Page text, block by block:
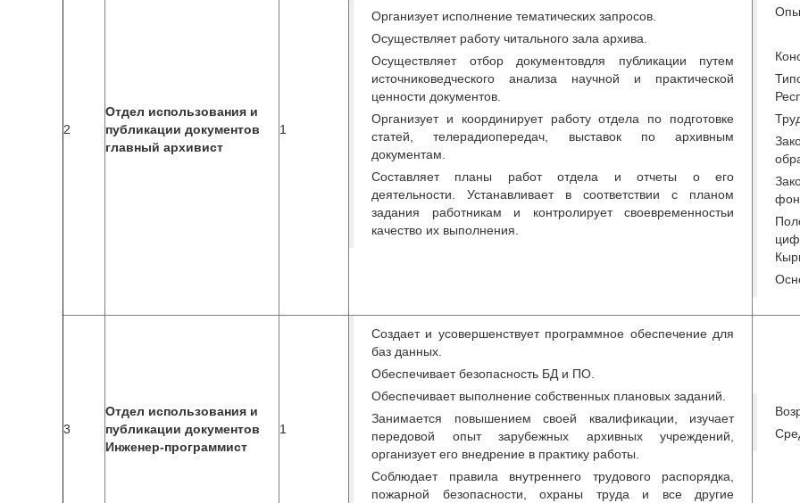
2
Отдел использования и
публикации документов
главный архивист
1
Организует исполнение тематических запросов.
Осуществляет работу читального зала архива.
Осуществляет отбор документовдля публикации путем
источниковедческого анализа научной и практической
ценности документов.
Организует и координирует работу отдела по подготовке
статей, телерадиопередач, выставок по архивным
документам.
Составляет планы работ отдела и отчеты о его
деятельности. Устанавливает в соответствии с планом
задания работникам и контролирует своевременностьи
качество их выполнения.
3
Отдел использования и
публикации документов
Инженер-программист
1
Создает и усовершенствует программное обеспечение для
баз данных.
Обеспечивает безопасность БД и ПО.
Обеспечивает выполнение собственных плановых заданий.
Занимается повышением своей квалификации, изучает
передовой опыт зарубежных архивных учреждений,
организует его внедрение в практику работы.
Соблюдает правила внутреннего трудового распорядка,
пожарной безопасности, охраны труда и все другие